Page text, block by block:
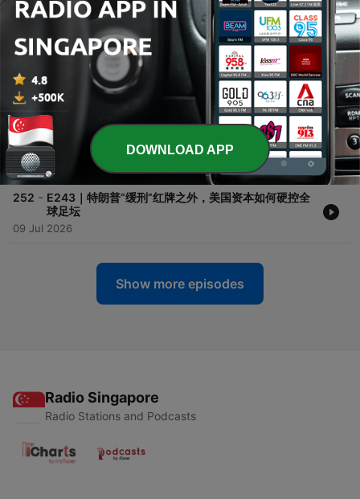
255 -
E246｜何谓蒸馏？聊聊硅谷如何看中国开放模型逼近
前沿
31 Jul 2026
254
E245｜藏在大模型背后的新闻人：GPT们的回复是这
样写出来的
23 Jul 2026
253
E244｜机器人走错路了？与苏度韩铮聊聊具身智能的
3D数据、路径分野与硅谷竞赛
15 Jul 2026
252 - E243｜特朗普“缓刑”红牌之外，美国资本如何硬控全
球足坛
09 Jul 2026
Show more episodes
Radio Singapore
Radio Stations and Podcasts
DOWNLOAD APP